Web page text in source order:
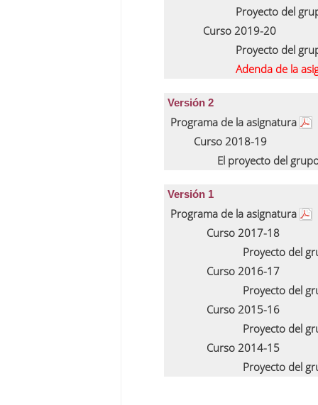
Proyecto del
Curso 2019-20
Proyecto del
Adenda de la
Versión 2
Programa de la asignatura
Curso 2018-19
El proyecto del
Versión 1
Programa de la asignatura
Curso 2017-18
Proyecto del
Curso 2016-17
Proyecto del
Curso 2015-16
Proyecto del
Curso 2014-15
Proyecto del